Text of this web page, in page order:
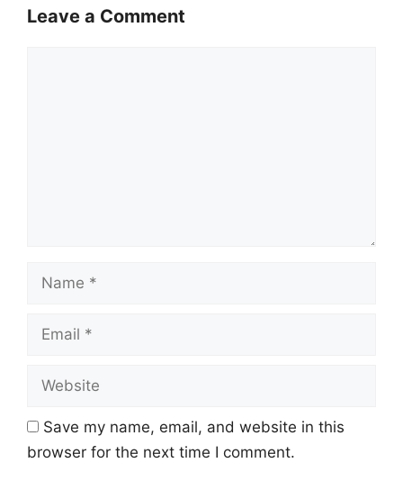
Leave a Comment
Name
Email
Website
Save my name, email, and website in this
browser for the next time I comment.